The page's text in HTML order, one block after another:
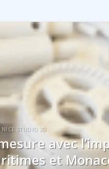
NICE STUDIO 3D
avec
et